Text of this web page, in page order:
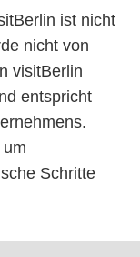
ist nicht
nicht von
visitBerlin
entspricht
Schritte